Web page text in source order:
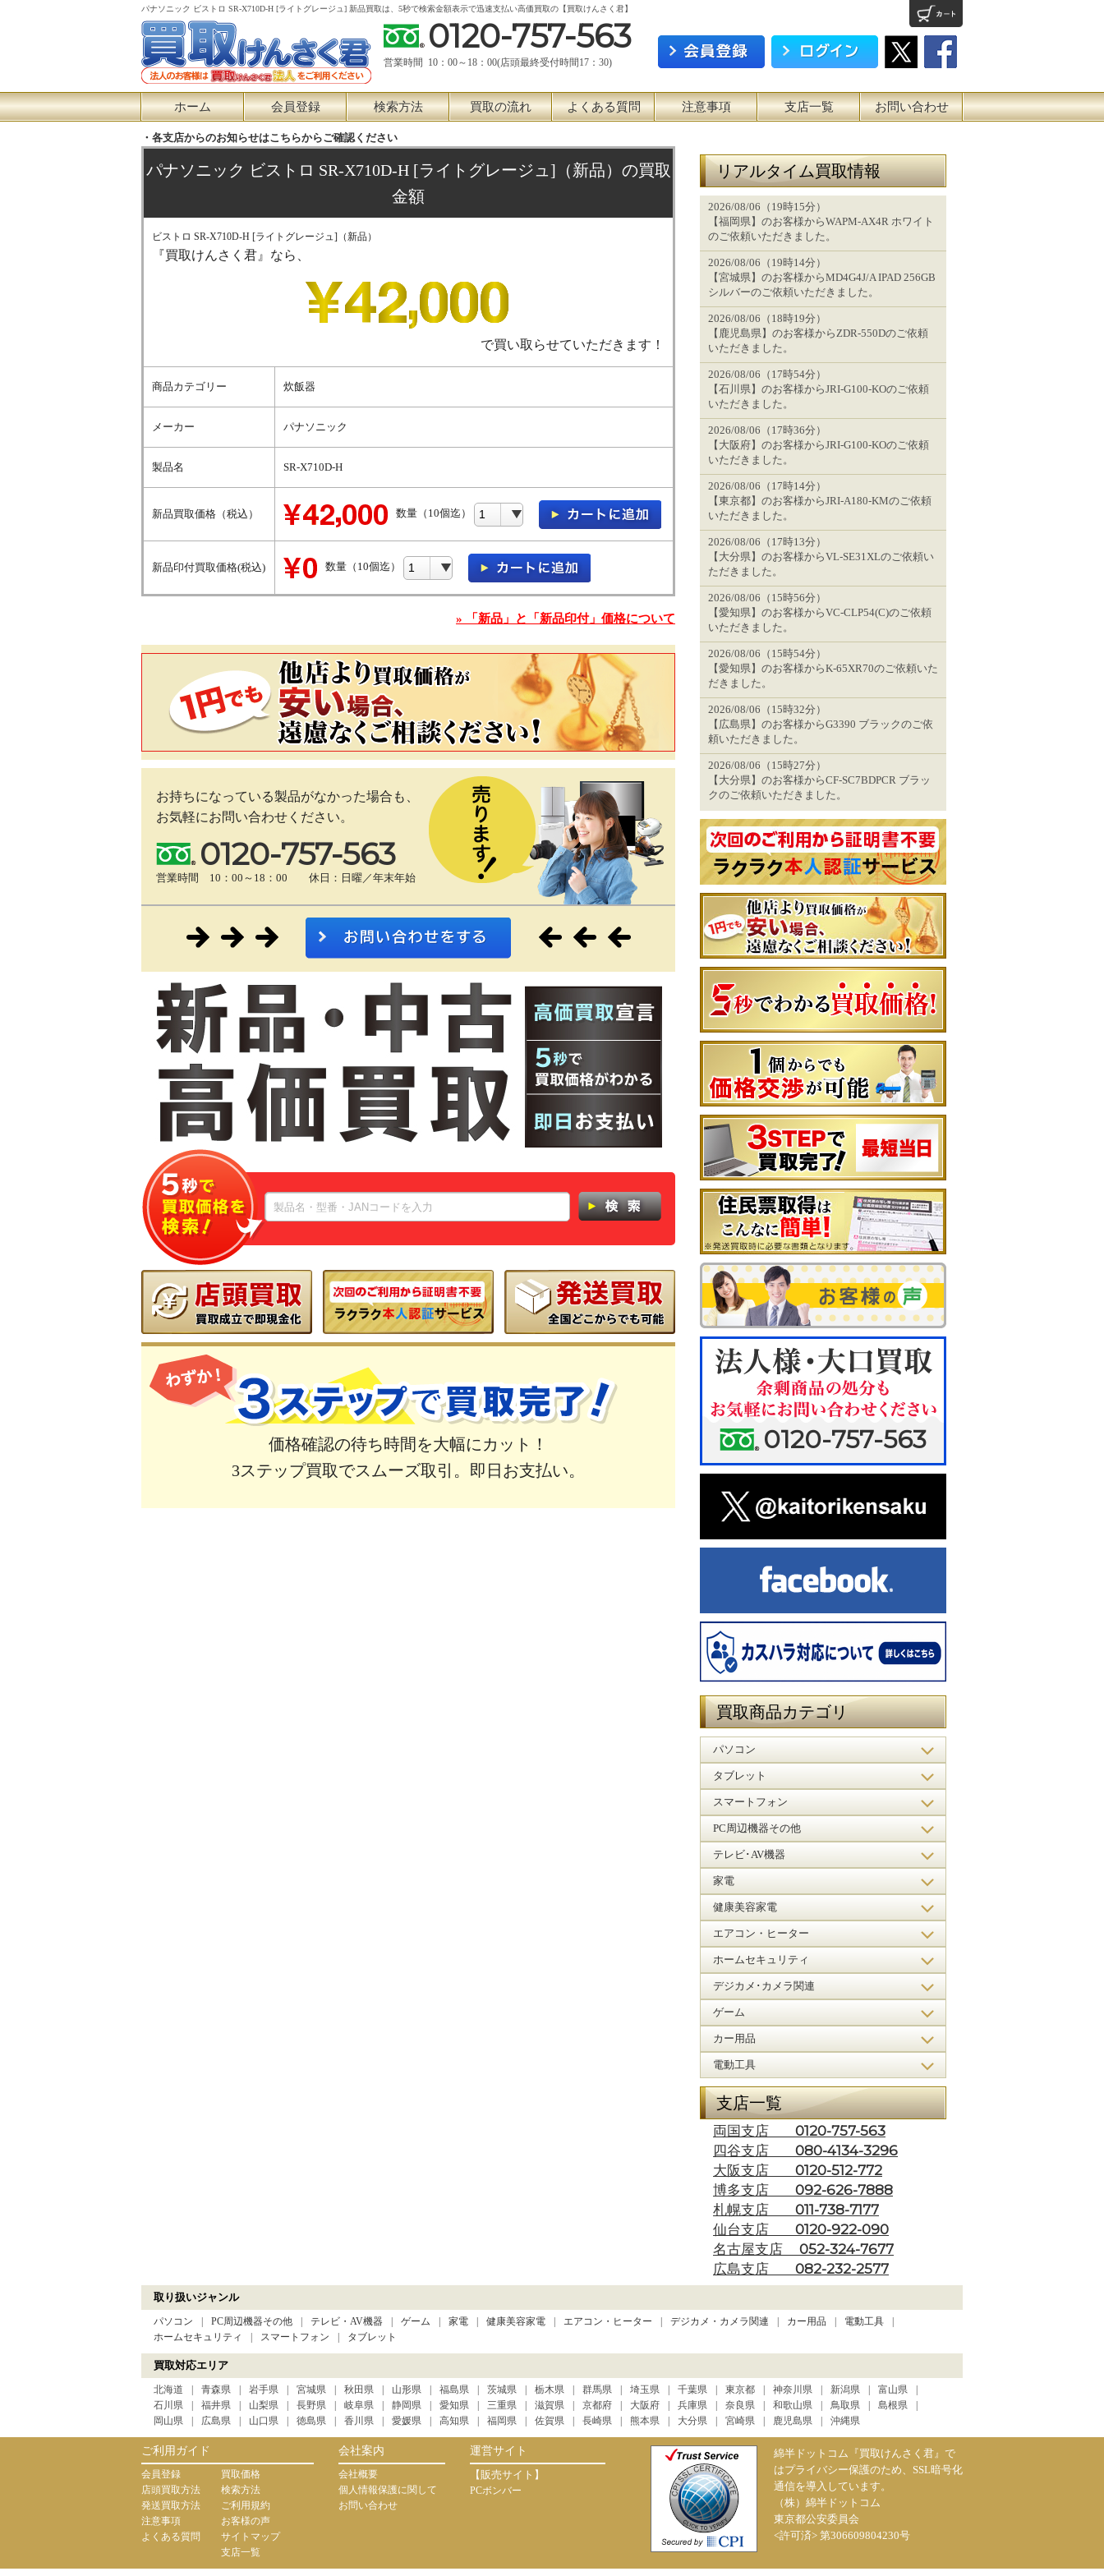
パナソニック ビストロ SR-X710D-H [ライトグレージュ] 新品買取は、5秒で検索金額表示で迅速支払い高価買取の【買取けんさく君】
0120-757-563
営業時間 10：00～18：00(店頭最終受付時間17：30)
ホーム 会員登録 検索方法 買取の流れ よくある質問 注意事項 支店一覧 お問い合わせ
・各支店からのお知らせはこちらからご確認ください
パナソニック ビストロ SR-X710D-H [ライトグレージュ]（新品）の買取
金額
ビストロ SR-X710D-H [ライトグレージュ]（新品）
『買取けんさく君』なら、
で買い取らせていただきます！
商品カテゴリー 炊飯器
メーカー パナソニック
製品名 SR-X710D-H
新品買取価格（税込） 数量（10個迄）
新品印付買取価格(税込) 数量（10個迄）
» 「新品」と「新品印付」価格について
お持ちになっている製品がなかった場合も、
お気軽にお問い合わせください。
0120-757-563
営業時間 10：00～18：00 休日：日曜／年末年始
価格確認の待ち時間を大幅にカット！
3ステップ買取でスムーズ取引。即日お支払い。
リアルタイム買取情報
2026/08/06（19時15分）
【福岡県】のお客様からWAPM-AX4R ホワイト
のご依頼いただきました。
2026/08/06（19時14分）
【宮城県】のお客様からMD4G4J/A IPAD 256GB
シルバーのご依頼いただきました。
2026/08/06（18時19分）
【鹿児島県】のお客様からZDR-550Dのご依頼
いただきました。
2026/08/06（17時54分）
【石川県】のお客様からJRI-G100-KOのご依頼
いただきました。
2026/08/06（17時36分）
【大阪府】のお客様からJRI-G100-KOのご依頼
いただきました。
2026/08/06（17時14分）
【東京都】のお客様からJRI-A180-KMのご依頼
いただきました。
2026/08/06（17時13分）
【大分県】のお客様からVL-SE31XLのご依頼い
ただきました。
2026/08/06（15時56分）
【愛知県】のお客様からVC-CLP54(C)のご依頼
いただきました。
2026/08/06（15時54分）
【愛知県】のお客様からK-65XR70のご依頼いた
だきました。
2026/08/06（15時32分）
【広島県】のお客様からG3390 ブラックのご依
頼いただきました。
2026/08/06（15時27分）
【大分県】のお客様からCF-SC7BDPCR ブラッ
クのご依頼いただきました。
0120-757-563
買取商品カテゴリ
パソコン
タブレット
スマートフォン
PC周辺機器その他
テレビ･AV機器
家電
健康美容家電
エアコン・ヒーター
ホームセキュリティ
デジカメ･カメラ関連
ゲーム
カー用品
電動工具
支店一覧
両国支店 0120-757-563
四谷支店 080-4134-3296
大阪支店 0120-512-772
博多支店 092-626-7888
札幌支店 011-738-7177
仙台支店 0120-922-090
名古屋支店 052-324-7677
広島支店 082-232-2577
取り扱いジャンル
パソコン PC周辺機器その他 テレビ・AV機器 ゲーム 家電 健康美容家電 エアコン・ヒーター デジカメ・カメラ関連 カー用品
電動工具
ホームセキュリティ
スマートフォン タブレット
買取対応エリア
北海道 青森県 岩手県 宮城県 秋田県 山形県 福島県 茨城県 栃木県 群馬県 埼玉県 千葉県 東京都 神奈川県 新潟県
富山県
石川県
福井県 山梨県 長野県 岐阜県 静岡県 愛知県 三重県 滋賀県 京都府 大阪府 兵庫県 奈良県 和歌山県 鳥取県
島根県
岡山県
広島県 山口県 徳島県 香川県 愛媛県 高知県 福岡県 佐賀県 長崎県 熊本県 大分県 宮崎県 鹿児島県 沖縄県
ご利用ガイド
会員登録
店頭買取方法
発送買取方法
注意事項
よくある質問
買取価格
検索方法
ご利用規約
お客様の声
サイトマップ
支店一覧
会社案内
会社概要
個人情報保護に関して
お問い合わせ
運営サイト
【販売サイト】
PCボンバー
綿半ドットコム『買取けんさく君』で
はプライバシー保護のため、SSL暗号化
通信を導入しています。
（株）綿半ドットコム
東京都公安委員会
<許可済> 第306609804230号